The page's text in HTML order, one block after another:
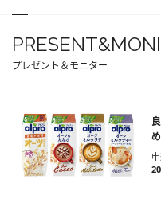
プレゼント＆モニター